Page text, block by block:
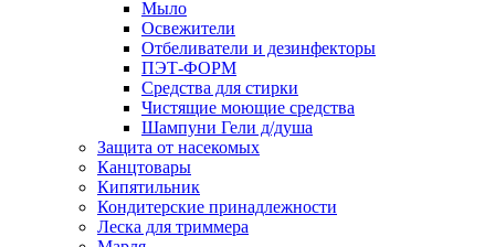
Мыло
Освежители
Отбеливатели и дезинфекторы
ПЭТ-ФОРМ
Средства для стирки
Чистящие моющие средства
Шампуни Гели д/душа
Защита от насекомых
Канцтовары
Кипятильник
Кондитерские принадлежности
Леска для триммера